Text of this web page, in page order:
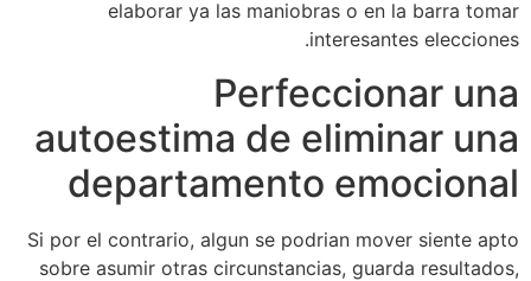
elaborar ya las maniobras o en la barra tomar
interesantes elecciones.
Perfeccionar una
autoestima de eliminar una
departamento emocional
Si por el contrario, algun se podri­an mover siente apto
sobre asumir otras circunstancias, guarda resultados,